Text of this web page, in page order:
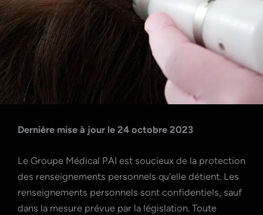
Groupe Médical PAI
Politique
Dernière mise à jour le 24 octobre 2023
Le Groupe Médical PAI est soucieux de la protection
des renseignements personnels qu’elle détient. Les
renseignements personnels sont confidentiels, sauf
dans la mesure prévue par la législation. Toute